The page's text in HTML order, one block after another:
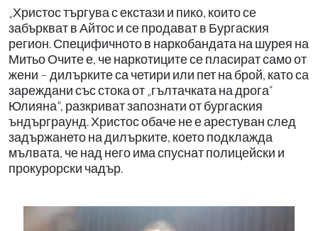
„Христос търгува с екстази и пико, които се
забъркват в Айтос и се продават в Бургаския
регион. Специфичното в наркобандата на шурея на
Митьо Очите е, че наркотиците се пласират само от
жени – дилърките са четири или пет на брой, като са
зареждани със стока от „гълтачката на дрога“
Юлияна", разкриват запознати от бургаския
ъндърграунд. Христос обаче не е арестуван след
задържането на дилърките, което подклажда
мълвата, че над него има спуснат полицейски и
прокурорски чадър.